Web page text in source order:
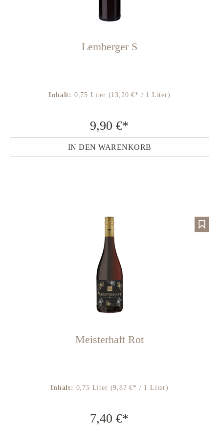
Lemberger S
Inhalt: 0,75 Liter (13,20 €* / 1 Liter)
9,90 €*
IN DEN WARENKORB
Meisterhaft Rot
Inhalt: 0,75 Liter (9,87 €* / 1 Liter)
7,40 €*